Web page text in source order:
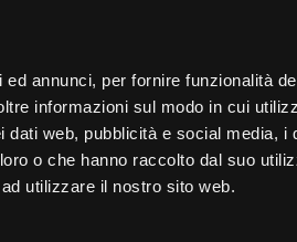
annunci, per fornire funzionalità
informazioni sul modo in cui
web, pubblicità e social media, i
o che hanno raccolto dal suo
utilizzare il nostro sito web.
NUTRIZIONE
CURA